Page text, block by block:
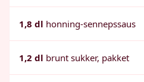
1,8 dl honning-sennepssaus
1,2 dl brunt sukker, pakket